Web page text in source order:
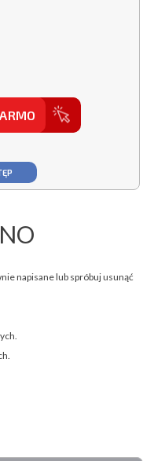
napisane lub spróbuj usunąć